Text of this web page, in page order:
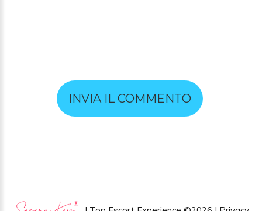
INVIA IL COMMENTO